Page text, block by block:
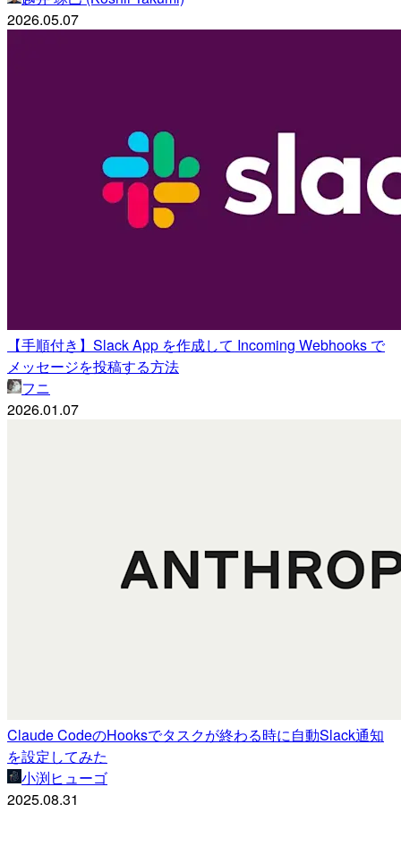
2026.05.07
【手順付き】Slack App を作成して Incoming Webhooks で
メッセージを投稿する方法
フニ
2026.01.07
Claude CodeのHooksでタスクが終わる時に自動Slack通知
を設定してみた
小渕ヒューゴ
2025.08.31